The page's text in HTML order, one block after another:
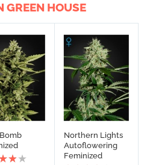
GREEN HOUSE
Northern Lights
Autoflowering
Feminized